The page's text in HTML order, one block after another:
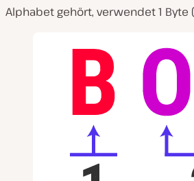
Alphabet gehört, verwendet 1 Byte